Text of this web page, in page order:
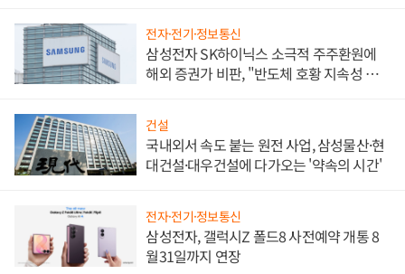
전자·전기·정보통신
삼성전자 SK하이닉스 소극적 주주환원에
해외 증권가 비판, "반도체 호황 지속성 의
건설
국내외서 속도 붙는 원전 사업, 삼성물산·현
대건설·대우건설에 다가오는 '약속의 시간'
전자·전기·정보통신
삼성전자, 갤럭시Z 폴드8 사전예약 개통 8
월31일까지 연장